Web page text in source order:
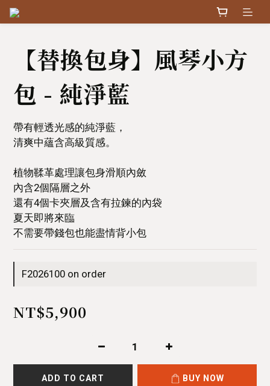
【替換包身】風琴小方
包 - 純淨藍
帶有輕透光感的純淨藍，
清爽中蘊含高級質感。
植物鞣革處理讓包身滑順內斂
內含2個隔層之外
還有4個卡夾層及含有拉鍊的內袋
夏天即將來臨
不需要帶錢包也能盡情背小包
F2026100 on order
NT$5,900
ADD TO CART BUY NOW